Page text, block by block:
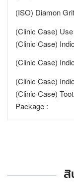
(ISO) Diamon
(Clinic Case)
(Clinic Case)
(Clinic Case)
(Clinic Case)
(Clinic Case)
Package :